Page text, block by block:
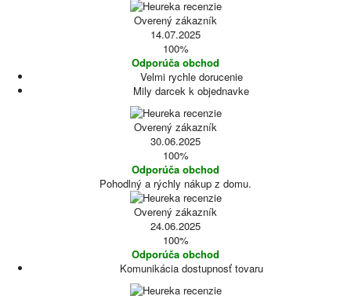
Overený zákazník
14.07.2025
100%
Odporúča obchod
Velmi rychle dorucenie
Mily darcek k objednavke
Overený zákazník
30.06.2025
100%
Odporúča obchod
Pohodlný a rýchly nákup z domu.
Overený zákazník
24.06.2025
100%
Odporúča obchod
Komunikácia dostupnosť tovaru